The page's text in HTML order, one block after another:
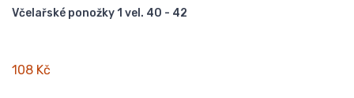
Včelařské ponožky 1 vel. 40 - 42
108 Kč